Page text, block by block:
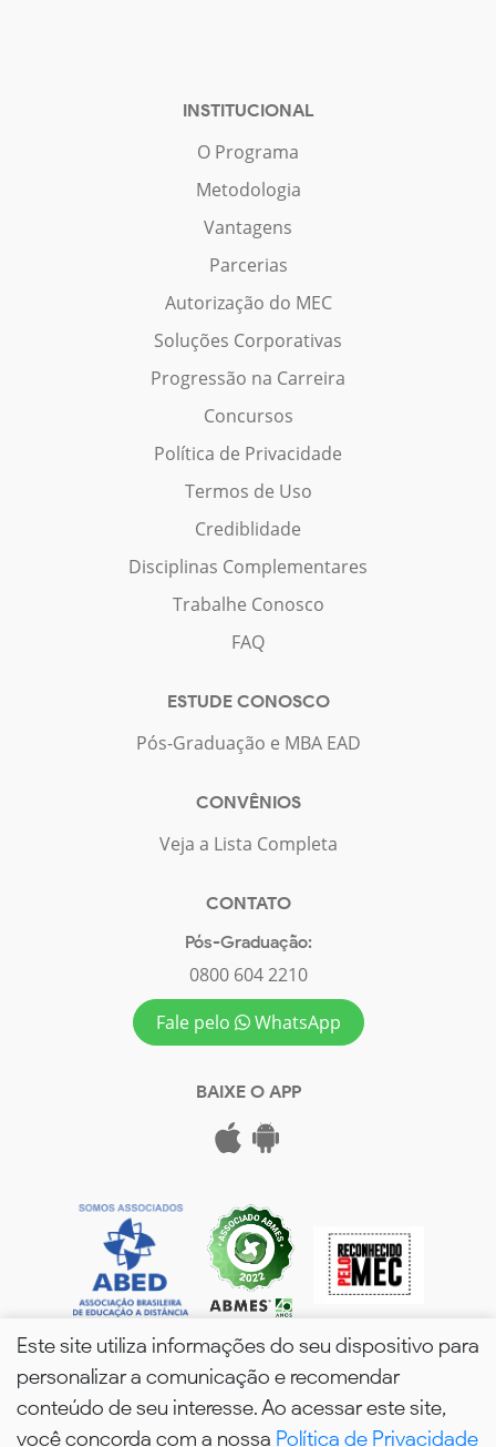
INSTITUCIONAL
O Programa
Metodologia
Vantagens
Parcerias
Autorização do MEC
Soluções Corporativas
Progressão na Carreira
Concursos
Política de Privacidade
Termos de Uso
Crediblidade
Disciplinas Complementares
Trabalhe Conosco
FAQ
ESTUDE CONOSCO
Pós-Graduação e MBA EAD
CONVÊNIOS
Veja a Lista Completa
CONTATO
Pós-Graduação:
0800 604 2210
Fale pelo
WhatsApp
BAIXE O APP
wPós - 2026. Todos os Direitos Reservados.
Este site utiliza informações do seu dispositivo para
personalizar a comunicação e recomendar
conteúdo de seu interesse. Ao acessar este site,
você concorda com a nossa Política de Privacidade